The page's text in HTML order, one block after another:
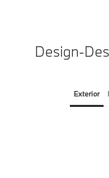
Design-
Exterior